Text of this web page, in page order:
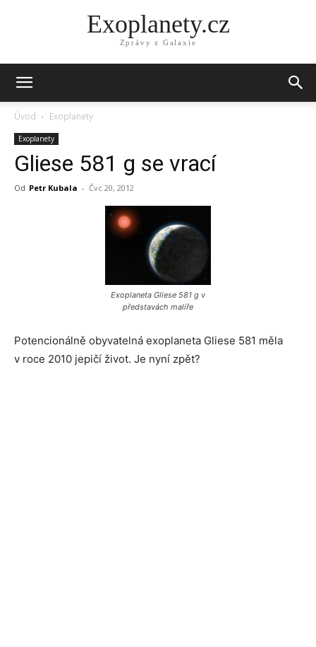
Exoplanety.cz
Zprávy z Galaxie
Úvod Exoplanety
Exoplanety
Gliese 581 g se vrací
Od Petr Kubala - Čvc 20, 2012
Exoplaneta Gliese 581 g v
představách malíře
Potencionálně obyvatelná exoplaneta Gliese 581 měla
v roce 2010 jepičí život. Je nyní zpět?